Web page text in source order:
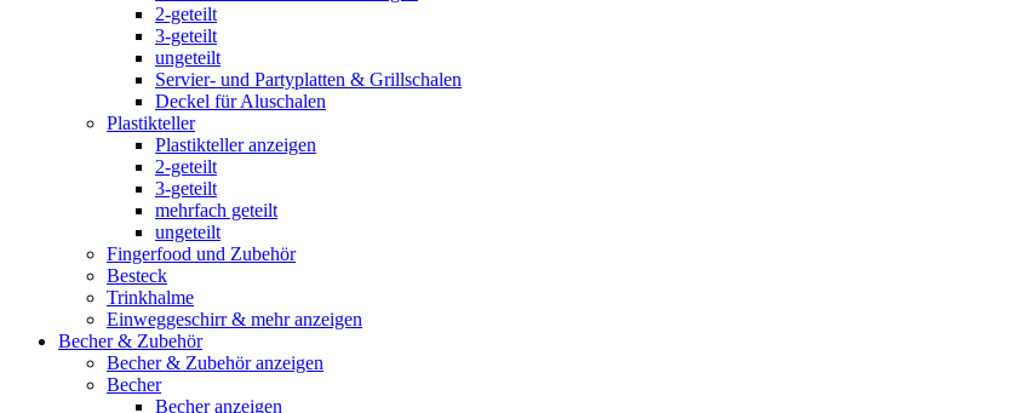
2-geteilt
3-geteilt
ungeteilt
Servier- und Partyplatten & Grillschalen
Deckel für Aluschalen
Plastikteller
Plastikteller anzeigen
2-geteilt
3-geteilt
mehrfach geteilt
ungeteilt
Fingerfood und Zubehör
Besteck
Trinkhalme
Einweggeschirr & mehr anzeigen
Becher & Zubehör
Becher & Zubehör anzeigen
Becher
Becher anzeigen